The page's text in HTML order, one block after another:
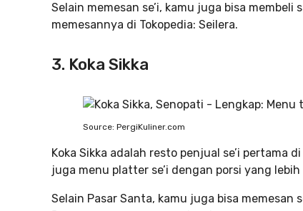
Selain memesan se’i, kamu juga bisa membeli
memesannya di Tokopedia: Seilera.
3. Koka Sikka
Source: PergiKuliner.com
Koka Sikka adalah resto penjual se’i pertama
juga menu platter se’i dengan porsi yang lebih
Selain Pasar Santa, kamu juga bisa memesan